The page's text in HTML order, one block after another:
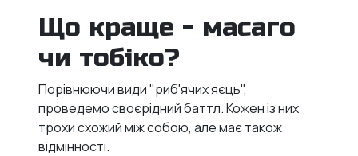
Що краще - масаго
чи тобіко?
Порівнюючи види "риб'ячих яєць",
проведемо своєрідний баттл. Кожен із них
трохи схожий між собою, але має також
відмінності.